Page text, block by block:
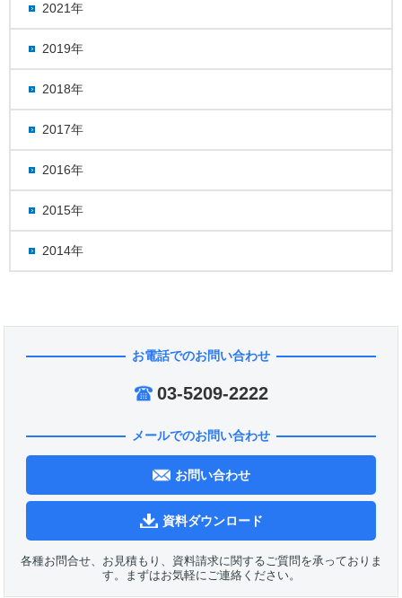
2021年
2019年
2018年
2017年
2016年
2015年
2014年
お電話でのお問い合わせ
03-5209-2222
メールでのお問い合わせ
お問い合わせ
資料ダウンロード
各種お問合せ、お見積もり、資料請求に関するご質問を承っておりま
す。まずはお気軽にご連絡ください。